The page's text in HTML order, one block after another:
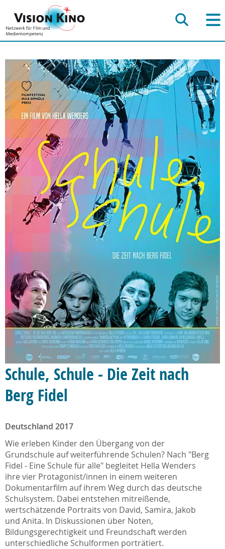
Schule, Schule - Die Zeit nach
Berg Fidel
Deutschland 2017
Wie erleben Kinder den Übergang von der
Grundschule auf weiterführende Schulen? Nach "Berg
Fidel - Eine Schule für alle" begleitet Hella Wenders
ihre vier Protagonist/innen in einem weiteren
Dokumentarfilm auf ihrem Weg durch das deutsche
Schulsystem. Dabei entstehen mitreißende,
wertschätzende Portraits von David, Samira, Jakob
und Anita. In Diskussionen über Noten,
Bildungsgerechtigkeit und Freundschaft werden
unterschiedliche Schulformen porträtiert.